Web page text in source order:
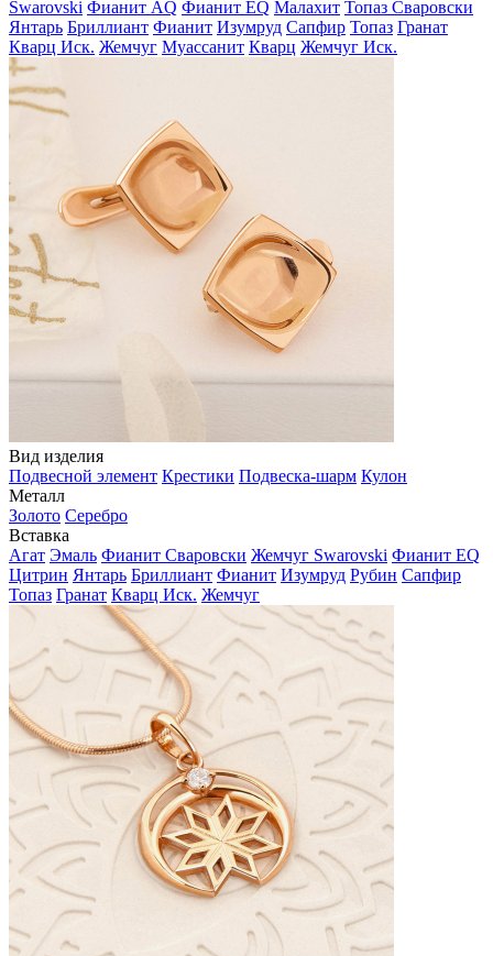
Swarovski Фианит AQ Фианит EQ Малахит Топаз Сваровски
Янтарь Бриллиант Фианит Изумруд Сапфир Топаз Гранат
Кварц Иск. Жемчуг Муассанит Кварц Жемчуг Иск.
Вид изделия
Подвесной элемент Крестики Подвеска-шарм Кулон
Металл
Золото Серебро
Вставка
Агат Эмаль Фианит Сваровски Жемчуг Swarovski Фианит EQ
Цитрин Янтарь Бриллиант Фианит Изумруд Рубин Сапфир
Топаз Гранат Кварц Иск. Жемчуг